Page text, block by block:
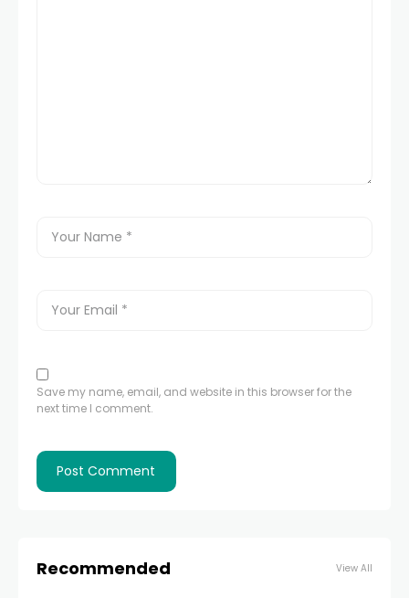
Save my name, email, and website in this browser for the
next time I comment.
Recommended View All